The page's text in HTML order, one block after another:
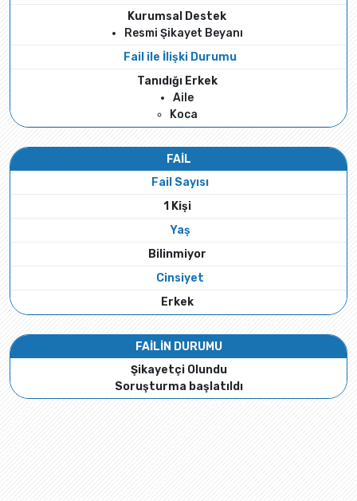
Kurumsal Destek
Resmi Şikayet Beyanı
Fail ile İlişki Durumu
Tanıdığı Erkek
Aile
Koca
FAİL
Fail Sayısı
1 Kişi
Yaş
Bilinmiyor
Cinsiyet
Erkek
FAİLİN DURUMU
Şikayetçi Olundu
Soruşturma başlatıldı